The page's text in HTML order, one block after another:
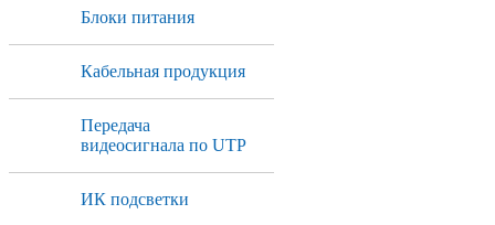
Блоки питания
Кабельная продукция
Передача
видеосигнала по UTP
ИК подсветки